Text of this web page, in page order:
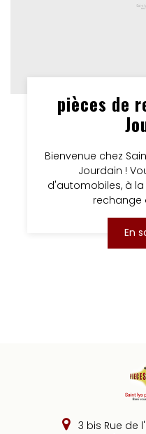
pièces de
Bienvenue chez
Jourdain !
d'automobiles, à
rechange
En
3 bis Rue de